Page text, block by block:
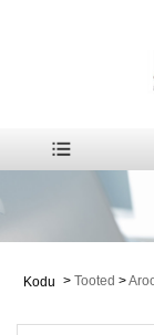
Kodu > Tooted >